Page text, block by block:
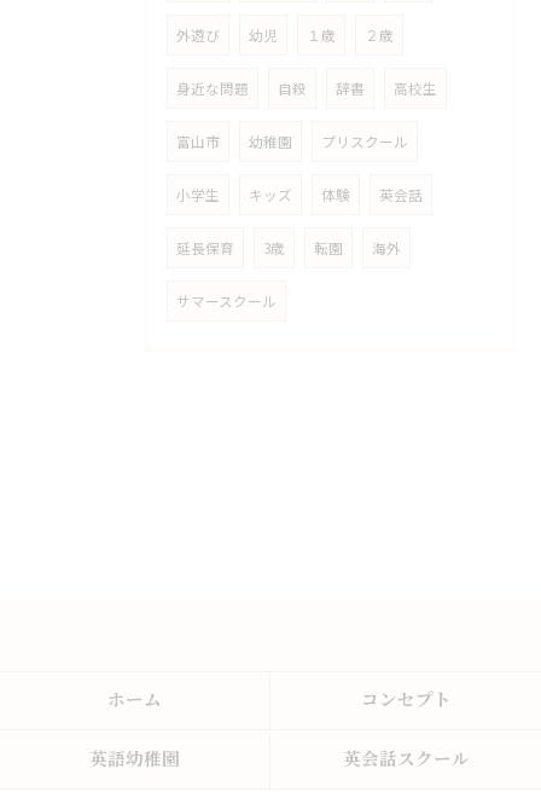
外遊び 幼児 １歳 ２歳
身近な問題 自殺 辞書 高校生
富山市 幼稚園 プリスクール
小学生 キッズ 体験 英会話
延長保育 3歳 転園 海外
サマースクール
ホーム コンセプト
英語幼稚園 英会話スクール